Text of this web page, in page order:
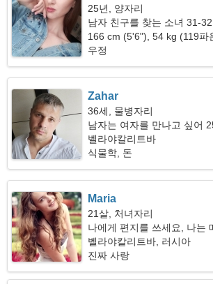
25년, 양자리
남자 친구를 찾는 소녀 31-32
166 cm (5'6"), 54 kg (119파
우정
Zahar
36세, 물병자리
남자는 여자를 만나고 싶어
벨라야칼리트바
식물학, 돈
Maria
21살, 처녀자리
나에게 편지를 쓰세요, 나는
벨라야칼리트바, 러시아
진짜 사랑